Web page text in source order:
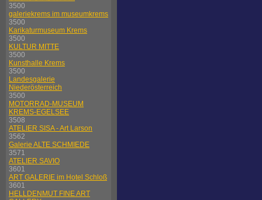
3500
galeriekrems im museumkrems
3500
Karikaturmuseum Krems
3500
KULTUR MITTE
3500
Kunsthalle Krems
3500
Landesgalerie
Niederösterreich
3500
MOTORRAD-MUSEUM
KREMS-EGELSEE
3508
ATELIER SISA - Art Larson
3562
Galerie ALTE SCHMIEDE
3571
ATELIER SAVIO
3601
ART GALERIE im Hotel Schloß
3601
HELLDENMUT FINE ART